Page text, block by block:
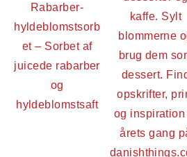
Rabarber-
hyldeblomstsorb
et – Sorbet af
juicede rabarber
og
hyldeblomstsaft